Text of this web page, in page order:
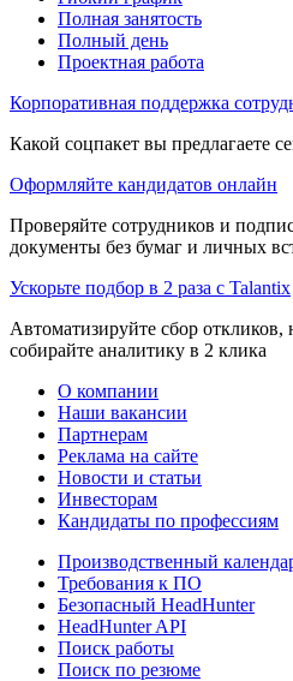
Полная занятость
Полный день
Проектная работа
Корпоративная поддержка
Какой соцпакет вы предлагаете
Оформляйте кандидатов онлайн
Проверяйте сотрудников и
документы без бумаг и личных
Ускорьте подбор в 2 раза с Talantix
Автоматизируйте сбор откликов,
собирайте аналитику в 2 клика
О компании
Наши вакансии
Партнерам
Реклама на сайте
Новости и статьи
Инвесторам
Кандидаты по профессиям
Производственный
Требования к ПО
Безопасный HeadHunter
HeadHunter API
Поиск работы
Поиск по резюме